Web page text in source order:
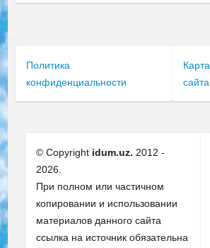
Политика
конфиденциальности
Карта
сайта
© Copyright idum.uz. 2012 -
2026.
При полном или частичном
копировании и использовании
материалов данного сайта
ссылка на источник обязательна